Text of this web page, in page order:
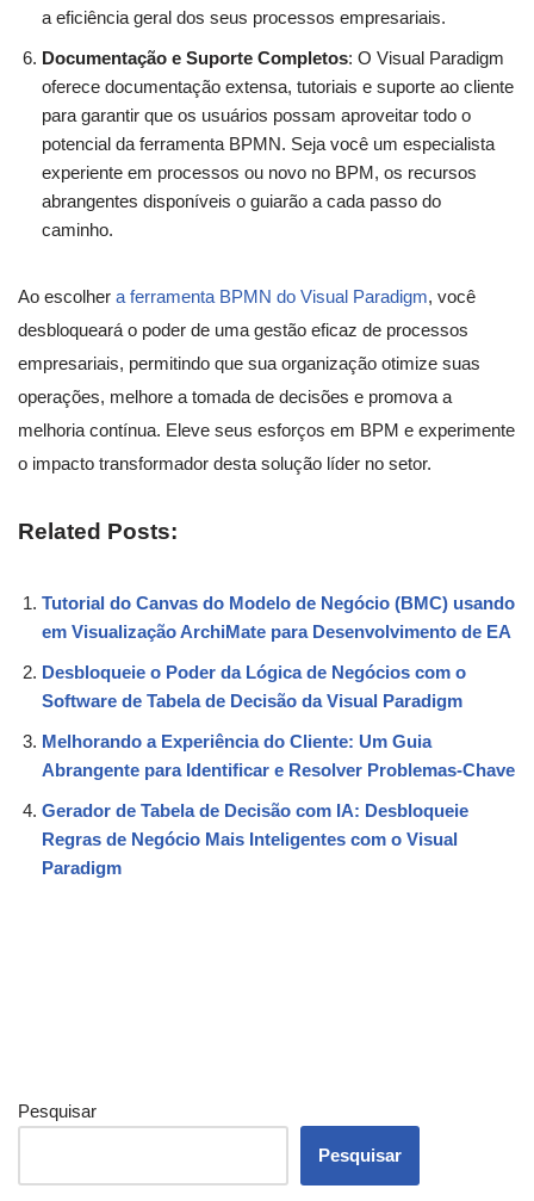
a eficiência geral dos seus processos empresariais.
Documentação e Suporte Completos: O Visual Paradigm
oferece documentação extensa, tutoriais e suporte ao cliente
para garantir que os usuários possam aproveitar todo o
potencial da ferramenta BPMN. Seja você um especialista
experiente em processos ou novo no BPM, os recursos
abrangentes disponíveis o guiarão a cada passo do
caminho.
Ao escolher a ferramenta BPMN do Visual Paradigm, você
desbloqueará o poder de uma gestão eficaz de processos
empresariais, permitindo que sua organização otimize suas
operações, melhore a tomada de decisões e promova a
melhoria contínua. Eleve seus esforços em BPM e experimente
o impacto transformador desta solução líder no setor.
Related Posts:
Tutorial do Canvas do Modelo de Negócio (BMC) usando
em Visualização ArchiMate para Desenvolvimento de EA
Desbloqueie o Poder da Lógica de Negócios com o
Software de Tabela de Decisão da Visual Paradigm
Melhorando a Experiência do Cliente: Um Guia
Abrangente para Identificar e Resolver Problemas-Chave
Gerador de Tabela de Decisão com IA: Desbloqueie
Regras de Negócio Mais Inteligentes com o Visual
Paradigm
Pesquisar
Pesquisar